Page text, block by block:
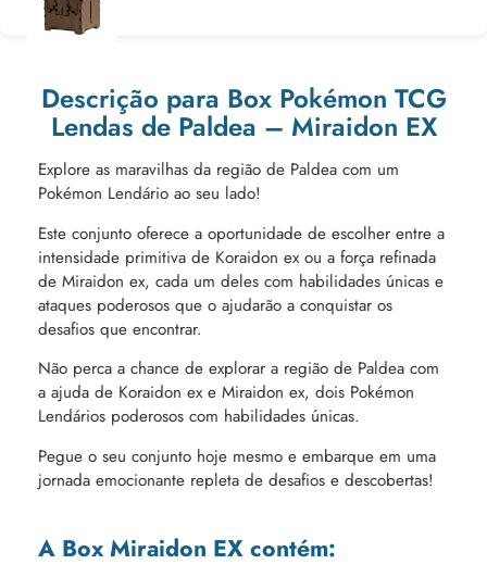
Descrição para Box Pokémon TCG
Lendas de Paldea – Miraidon EX
Explore as maravilhas da região de Paldea com um
Pokémon Lendário ao seu lado!
Este conjunto oferece a oportunidade de escolher entre a
intensidade primitiva de Koraidon ex ou a força refinada
de Miraidon ex, cada um deles com habilidades únicas e
ataques poderosos que o ajudarão a conquistar os
desafios que encontrar.
Não perca a chance de explorar a região de Paldea com
a ajuda de Koraidon ex e Miraidon ex, dois Pokémon
Lendários poderosos com habilidades únicas.
Pegue o seu conjunto hoje mesmo e embarque em uma
jornada emocionante repleta de desafios e descobertas!
A Box Miraidon EX contém: